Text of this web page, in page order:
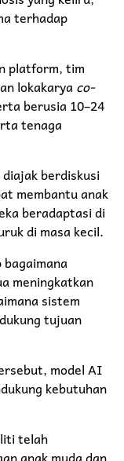
terhadap
platform, tim
lokakaryaco-
berusia 10–24
tenaga
berdiskusi
membantu anak
beradaptasi di
di masa kecil.
meningkatkan
sistem
tujuan
model AI
kebutuhan
telah